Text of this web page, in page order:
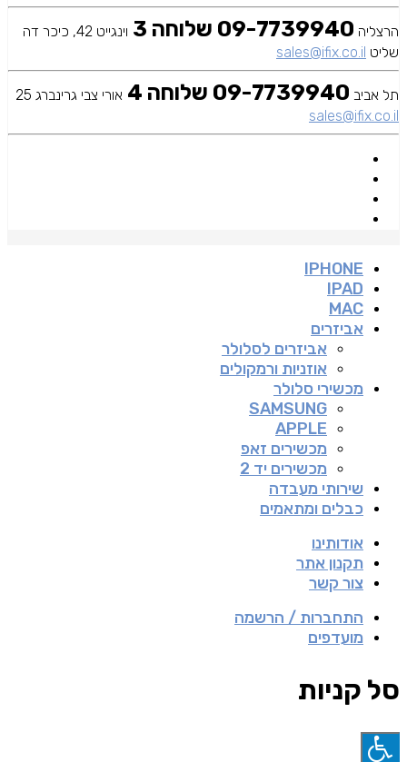
הרצליה 09-7739940 שלוחה 3
וינגייט 42, כיכר דה
שליט sales@ifix.co.il
תל אביב 09-7739940 שלוחה 4
אורי צבי גרינברג 25
sales@ifix.co.il
IPHONE
IPAD
MAC
אביזרים
אביזרים לסלולר
אוזניות ורמקולים
מכשירי סלולר
SAMSUNG
APPLE
מכשירים זאפ
מכשירים יד 2
שירותי מעבדה
כבלים ומתאמים
אודותינו
תקנון אתר
צור קשר
התחברות / הרשמה
מועדפים
סל קניות